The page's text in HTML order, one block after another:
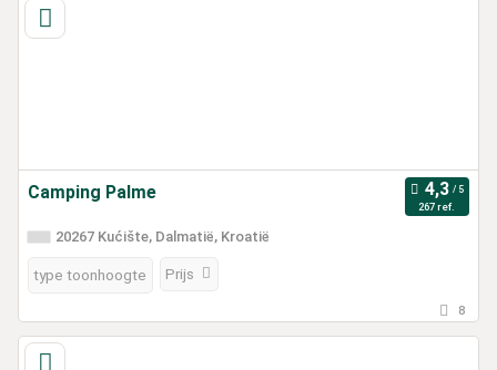
Camping Palme
267 ref.
20267 Kućište, Dalmatië, Kroatië
type toonhoogte Prijs
8